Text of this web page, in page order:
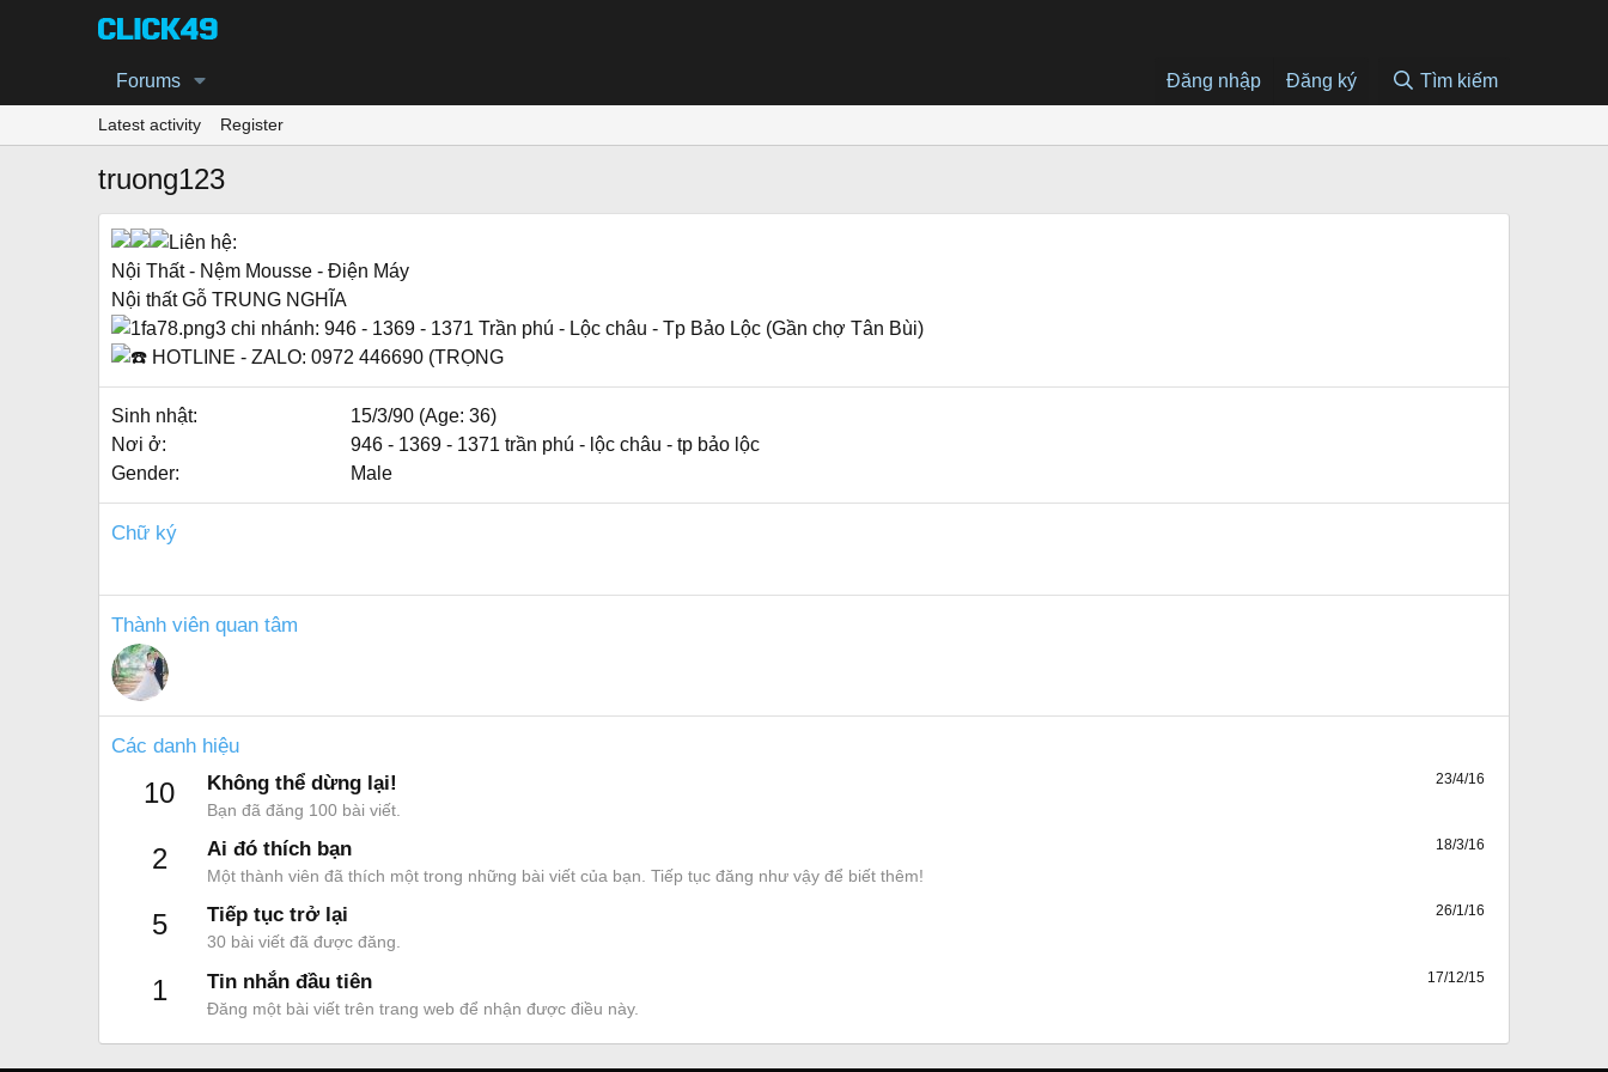
Forums Đăng nhập Đăng ký Tìm kiếm
Latest activity Register
truong123
Liên hệ:
Nội Thất - Nệm Mousse - Điện Máy
Nội thất Gỗ TRUNG NGHĨA
3 chi nhánh: 946 - 1369 - 1371 Trần phú - Lộc châu - Tp Bảo Lộc (Gần chợ Tân Bùi)
HOTLINE - ZALO: 0972 446690 (TRỌNG
Sinh nhật
15/3/90 (Age: 36)
Nơi ở
946 - 1369 - 1371 trần phú - lộc châu - tp bảo lộc
Gender
Male
Chữ ký
Thành viên quan tâm
Các danh hiệu
10 23/4/16
Không thể dừng lại!
Bạn đã đăng 100 bài viết.
2 18/3/16
Ai đó thích bạn
Một thành viên đã thích một trong những bài viết của bạn. Tiếp tục đăng như vậy để biết thêm!
5 26/1/16
Tiếp tục trở lại
30 bài viết đã được đăng.
1 17/12/15
Tin nhắn đầu tiên
Đăng một bài viết trên trang web để nhận được điều này.